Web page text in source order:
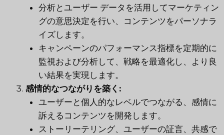
分析とユーザー データを活用してマーケティン
グの意思決定を行い、コンテンツをパーソナラ
イズします。
キャンペーンのパフォーマンス指標を定期的に
監視および分析して、戦略を最適化し、より良
い結果を実現します。
感情的なつながりを築く:
ユーザーと個人的なレベルでつながる、感情に
訴えるコンテンツを開発します。
ストーリーテリング、ユーザーの証言、共感で